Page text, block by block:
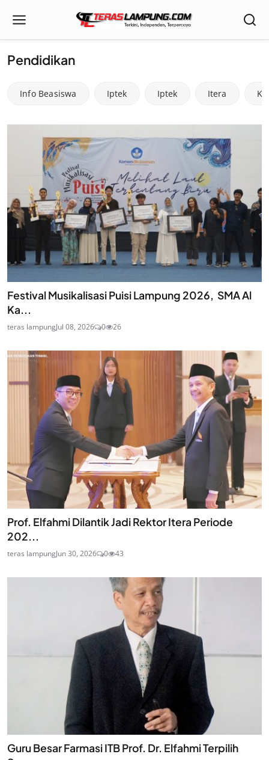
Pendidikan
Info Beasiswa Iptek Iptek Itera
Festival Musikalisasi Puisi Lampung 2026, SMA Al
Ka...
teras lampungJul 08, 2026 0 26
Prof. Elfahmi Dilantik Jadi Rektor Itera Periode
202...
teras lampungJun 30, 2026 0 43
Guru Besar Farmasi ITB Prof. Dr. Elfahmi Terpilih